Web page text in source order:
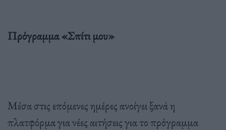
Πρόγραμμα «Σπίτι μου»
Μέσα στις επόμενες ημέρες ανοίγει ξανά η
πλατφόρμα για νέες αιτήσεις για το πρόγραμμα